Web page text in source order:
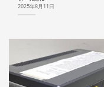
2025年8月11日